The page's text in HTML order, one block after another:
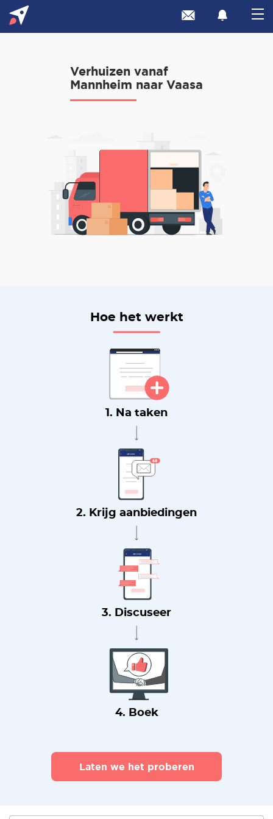
Verhuizen vanaf
Mannheim naar Vaasa
Hoe het werkt
1. Na taken
2. Krijg aanbiedingen
3. Discuseer
4. Boek
Laten we het proberen